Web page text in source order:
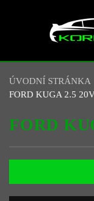
Skip to main
ÚVODNÍ STRÁNKA
FORD KUGA 2.5
FORD